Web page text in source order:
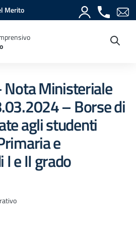
Merito
Nota Ministeriale
– Borse di
agli studenti
e
I e II grado